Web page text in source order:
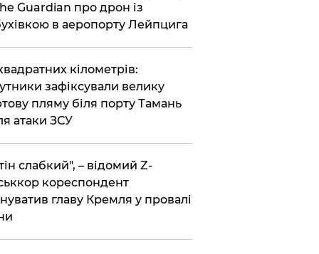
Guardian про дрон із
в аеропорту Лейпцига
кілометрів:
зафіксували велику
пляму біля порту Тамань
атаки ЗСУ
слабкий", – відомий Z-
кореспондент
главу Кремля у провалі